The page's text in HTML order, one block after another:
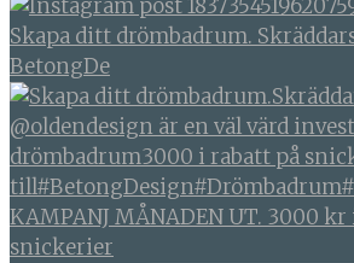
Skapa ditt drömbadrum.
BetongDe
KAMPANJ MÅNADEN UT. 3000
snickerier